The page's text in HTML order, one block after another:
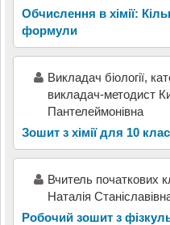
Обчислення в хімії:
формули
Викладач біології,
викладач-методист
Пантелеймонівна
Зошит з хімії для 10
Вчитель початкових
Наталія
Робочий зошит з